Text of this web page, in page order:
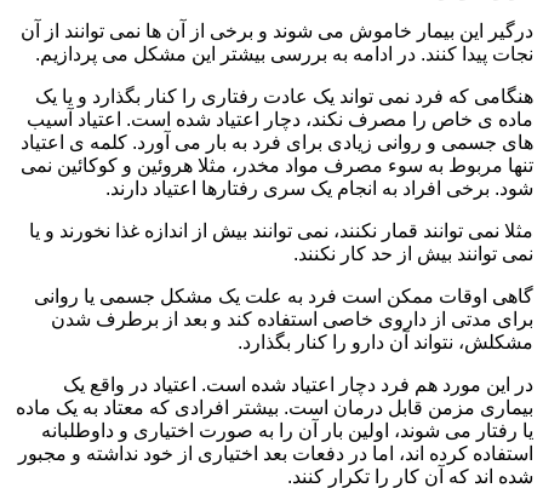
درگیر این بیمار خاموش می شوند و برخی از آن ها نمی توانند از آن
نجات پیدا کنند. در ادامه به بررسی بیشتر این مشکل می پردازیم.
هنگامی که فرد نمی تواند یک عادت رفتاری را کنار بگذارد و یا یک
ماده ی خاص را مصرف نکند، دچار اعتیاد شده است. اعتیاد آسیب
های جسمی و روانی زیادی برای فرد به بار می آورد. کلمه ی اعتیاد
تنها مربوط به سوء مصرف مواد مخدر، مثلا هروئین و کوکائین نمی
شود. برخی افراد به انجام یک سری رفتارها اعتیاد دارند.
مثلا نمی توانند قمار نکنند، نمی توانند بیش از اندازه غذا نخورند و یا
نمی توانند بیش از حد کار نکنند.
گاهی اوقات ممکن است فرد به علت یک مشکل جسمی یا روانی
برای مدتی از داروی خاصی استفاده کند و بعد از برطرف شدن
مشکلش، نتواند آن دارو را کنار بگذارد.
در این مورد هم فرد دچار اعتیاد شده است. اعتیاد در واقع یک
بیماری مزمن قابل درمان است. بیشتر افرادی که معتاد به یک ماده
یا رفتار می شوند، اولین بار آن را به صورت اختیاری و داوطلبانه
استفاده کرده اند، اما در دفعات بعد اختیاری از خود نداشته و مجبور
شده اند که آن کار را تکرار کنند.